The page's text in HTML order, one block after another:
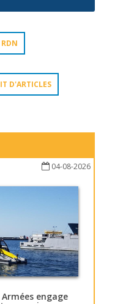
D'ARTICLES
04-08-2026
engage